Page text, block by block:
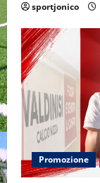
sportjonico
Promozione